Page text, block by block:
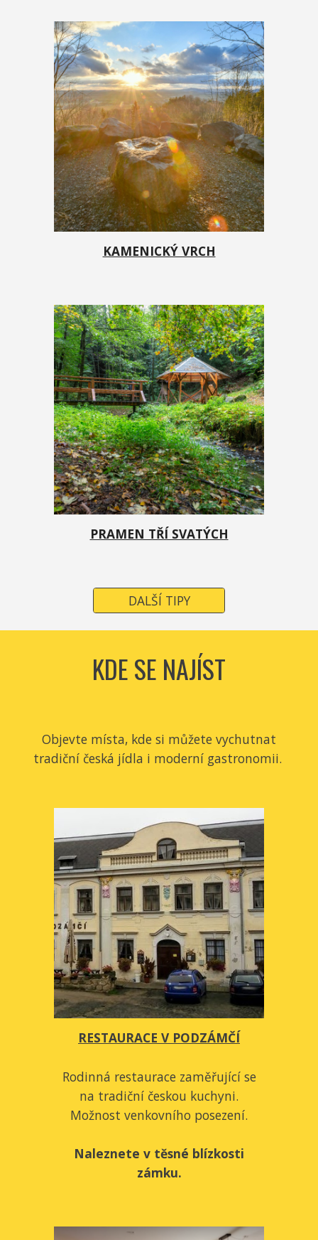
KAMENICKÝ VRCH
PRAMEN TŘÍ SVATÝCH
DALŠÍ TIPY
KDE SE NAJÍST
Objevte místa, kde si můžete vychutnat
tradiční česká jídla i moderní gastronomii.
RESTAURACE V PODZÁMČÍ
Rodinná restaurace zaměřující se
na tradiční českou kuchyni.
Možnost venkovního posezení.
Naleznete v těsné blízkosti
zámku.